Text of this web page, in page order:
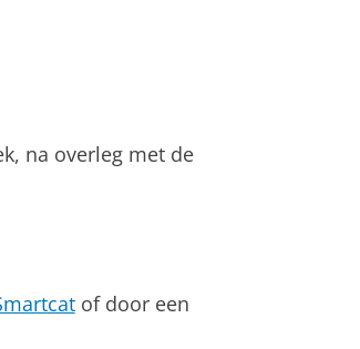
na overleg met de
of door een